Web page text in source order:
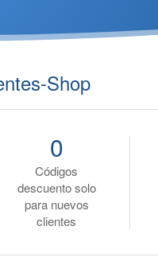
Shop
Códigos
descuento solo
para nuevos
clientes
0